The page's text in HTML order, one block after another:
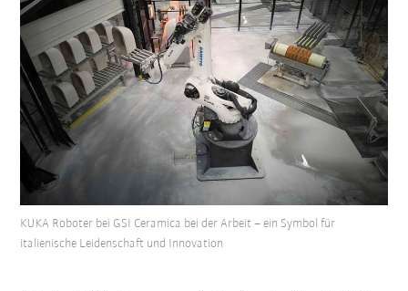
KUKA Roboter bei GSI Ceramica bei der Arbeit – ein Symbol für
italienische Leidenschaft und Innovation